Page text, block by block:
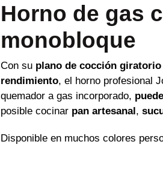
Horno de gas
monobloque
Con su plano de cocción
rendimiento, el horno profesional
quemador a gas incorporado,
posible cocinar pan artesanal ,
Disponible en muchos colores